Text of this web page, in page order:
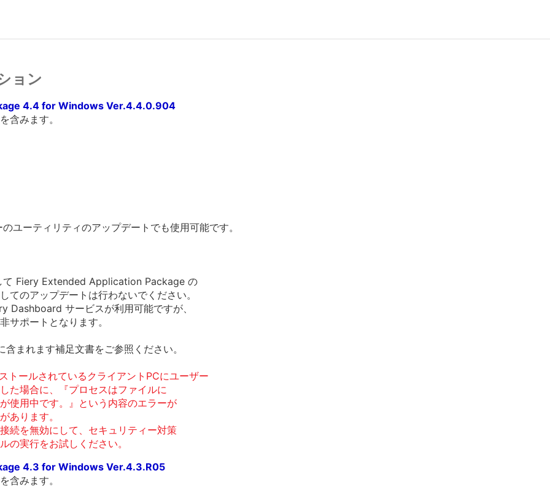
ョン
4.4 for Windows Ver.4.4.0.904
含みます。
ユーティリティのアップデートでも使用可能です。
Fiery Extended Application Package の
てのアップデートは行わないでください。
サービスが利用可能ですが、
サポートとなります。
まれます補足文書をご参照ください。
トールされているクライアントPCにユーザー
た場合に、『プロセスはファイルに
使用中です。』という内容のエラーが
あります。
続を無効にして、セキュリティー対策
の実行をお試しください。
4.3 for Windows Ver.4.3.R05
含みます。